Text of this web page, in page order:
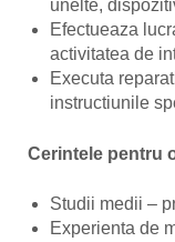
unelte,
Efectueaza
activitatea de
Executa
instructiunile
Cerintele pentru
Studii medii –
Experienta de